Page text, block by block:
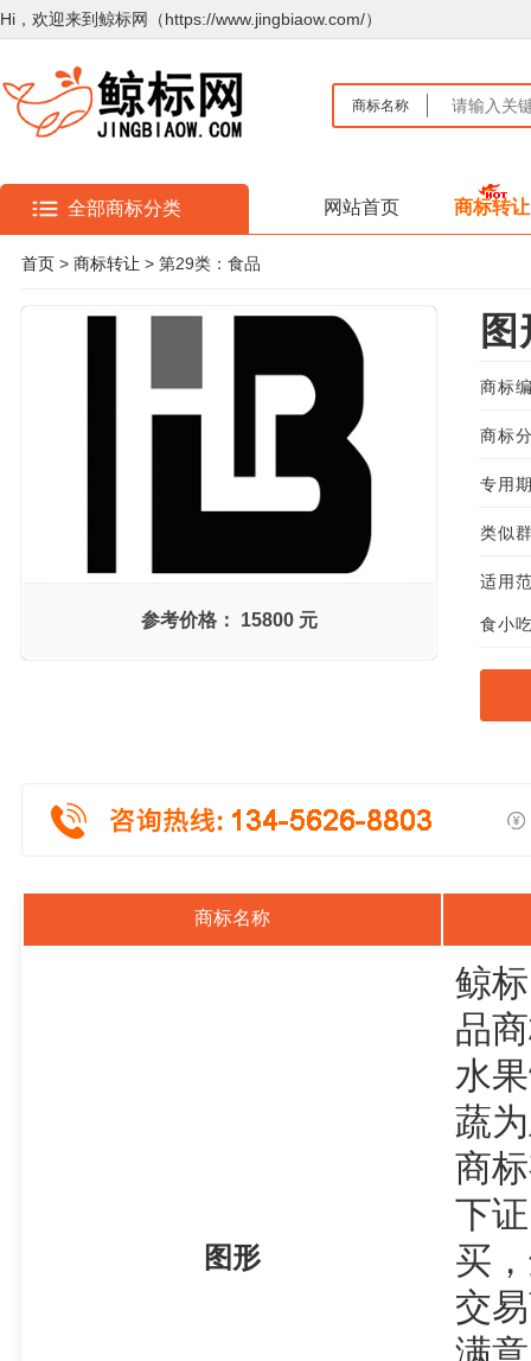
Hi，欢迎来到鲸标网（https://www.jingbiaow.com/）
商标名称
全部商标分类 网站首页 商标转让
首页 > 商标转让 > 第29类：食品
参考价格： 15800 元
图
商标
商标
专用
类似
适用
食小
商标名称
图形
鲸
品
水
蔬
商
下
买
交